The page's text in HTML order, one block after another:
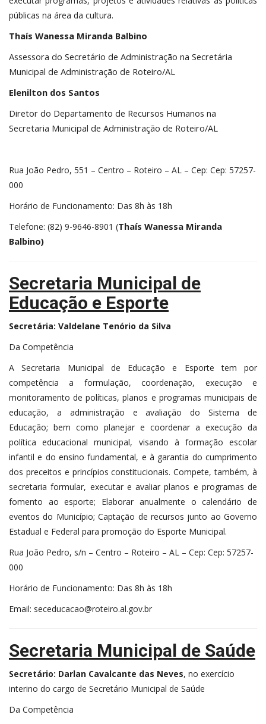
públicas na área da cultura.
Thaís Wanessa Miranda Balbino
Assessora do Secretário de Administração na Secretária
Municipal de Administração de Roteiro/AL
Elenilton dos Santos
Diretor do Departamento de Recursos Humanos na
Secretaria Municipal de Administração de Roteiro/AL
Rua João Pedro, 551 – Centro – Roteiro – AL – Cep: Cep: 57257-
000
Horário de Funcionamento: Das 8h às 18h
Telefone: (82) 9-9646-8901 (Thaís Wanessa Miranda
Balbino)
Secretaria Municipal de
Educação e Esporte
Secretária: Valdelane Tenório da Silva
Da Competência
A Secretaria Municipal de Educação e Esporte tem por
competência a formulação, coordenação, execução e
monitoramento de políticas, planos e programas municipais de
educação, a administração e avaliação do Sistema de
Educação; bem como planejar e coordenar a execução da
política educacional municipal, visando à formação escolar
infantil e do ensino fundamental, e à garantia do cumprimento
dos preceitos e princípios constitucionais. Compete, também, à
secretaria formular, executar e avaliar planos e programas de
fomento ao esporte; Elaborar anualmente o calendário de
eventos do Município; Captação de recursos junto ao Governo
Estadual e Federal para promoção do Esporte Municipal.
Rua João Pedro, s/n – Centro – Roteiro – AL – Cep: Cep: 57257-
000
Horário de Funcionamento: Das 8h às 18h
Email: seceducacao@roteiro.al.gov.br
Secretaria Municipal de Saúde
Secretário: Darlan Cavalcante das Neves, no exercício
interino do cargo de Secretário Municipal de Saúde
Da Competência